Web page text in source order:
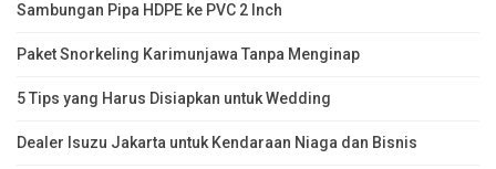
Sambungan Pipa HDPE ke PVC 2 Inch
Paket Snorkeling Karimunjawa Tanpa Menginap
5 Tips yang Harus Disiapkan untuk Wedding
Dealer Isuzu Jakarta untuk Kendaraan Niaga dan Bisnis